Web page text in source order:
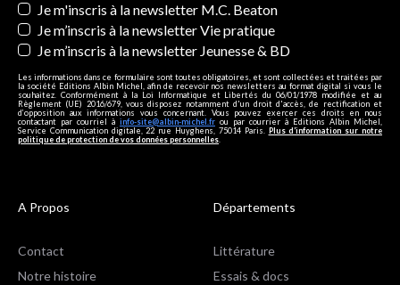
Je m'inscris à la newsletter M.C. Beaton
Je m’inscris à la newsletter Vie pratique
Je m’inscris à la newsletter Jeunesse & BD
Les informations dans ce formulaire sont toutes obligatoires, et sont collectées et traitées par
la société Editions Albin Michel, afin de recevoir nos newsletters au format digital si vous le
souhaitez. Conformément à la Loi Informatique et Libertés du 06/01/1978 modifiée et au
Règlement (UE) 2016/679, vous disposez notamment d'un droit d'accès, de rectification et
d’opposition aux informations vous concernant. Vous pouvez exercer ces droits en nous
contactant par courriel à info-site@albin-michel.fr ou par courrier à Editions Albin Michel,
Service Communication digitale, 22 rue Huyghens, 75014 Paris. Plus d’information sur notre
politique de protection de vos données personnelles
A Propos
Contact
Notre histoire
Départements
Littérature
Essais & docs